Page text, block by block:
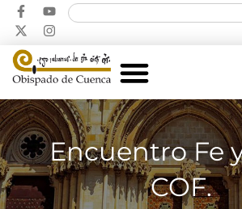
Encuentro Fe
COF.